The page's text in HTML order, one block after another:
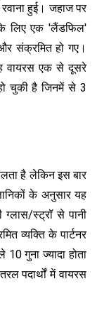
हुई। जहाज पर
के लिए एक 'लैंडफिल'
संक्रमित हो गए।
वायरस एक से दूसरे
चुकी है जिनमें से 3
है लेकिन इस बार
के अनुसार यह
स्ट्रॉ से पानी
व्यक्ति के पार्टनर
गुना ज्यादा होता
पदार्थों में वायरस